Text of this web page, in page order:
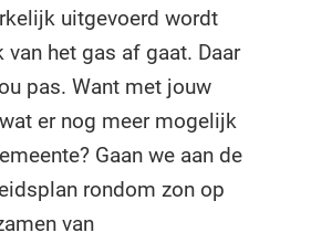
uitgevoerd wordt
het gas af gaat. Daar
pas. Want met jouw
er nog meer mogelijk
Gaan we aan de
rondom zon op
van